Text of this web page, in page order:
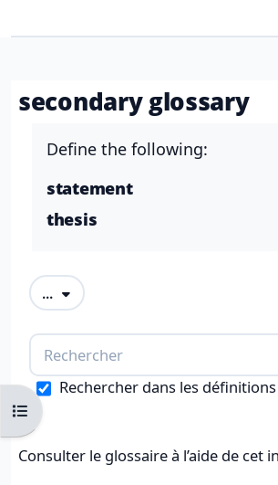
Panneau latéral
Ouvrir l’index du cours
secondary glossary
Define the following:
statement
thesis
... Exporter des articles
Rechercher dans les
Consulter le glossaire à l’aide de cet